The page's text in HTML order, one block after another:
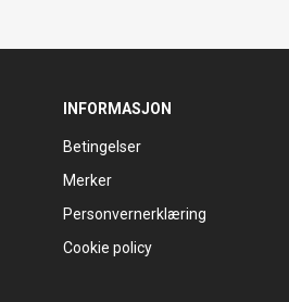
INFORMASJON
Betingelser
Merker
Personvernerklæring
Cookie policy